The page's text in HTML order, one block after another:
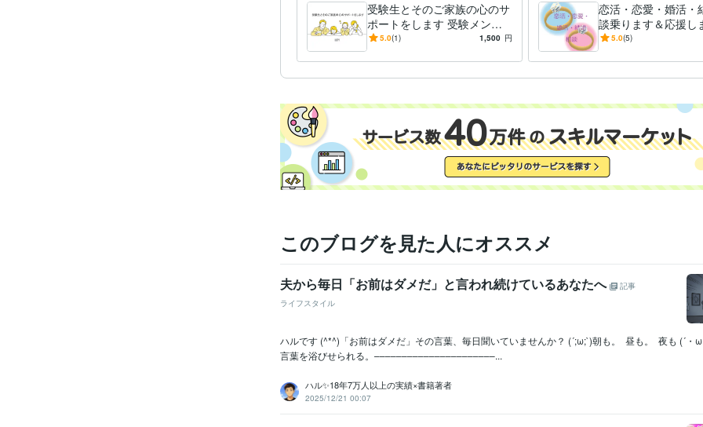
受験生とそのご家族の心のサ
ポートをします 受験メンタ
ルトレーナーがあなたのお悩
5.0(1) 1,500 円
恋活・恋愛・婚活・
談乗ります＆応援し
ンタルトレーナーが
5.0(5)
このブログを見た人にオススメ
夫から毎日「お前はダメだ」と言われ続けているあなたへ
記事
ライフスタイル
ハルです (^*^)「お前はダメだ」その言葉、毎日聞いていませんか？ (´;ω;`)朝も。 昼も。 夜も (´・
言葉を浴びせられる。––––––––––––––––––––––...
ハル✨18年7万人以上の実績×書籍著者
2025/12/21 00:07